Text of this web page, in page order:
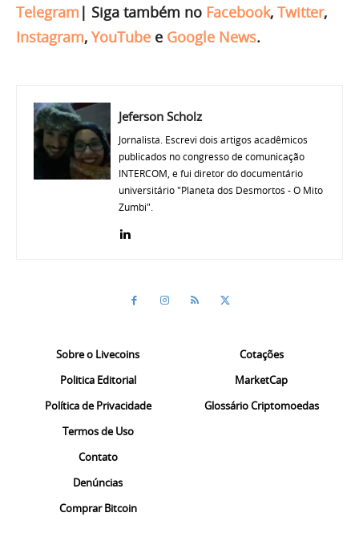
Telegram | Siga também no Facebook, Twitter,
Instagram, YouTube e Google News.
Jeferson Scholz
Jornalista. Escrevi dois artigos acadêmicos
publicados no congresso de comunicação
INTERCOM, e fui diretor do documentário
universitário "Planeta dos Desmortos - O Mito
Zumbi".
Sobre o Livecoins
Politica Editorial
Política de Privacidade
Termos de Uso
Contato
Denúncias
Comprar Bitcoin
Cotações
MarketCap
Glossário Criptomoedas